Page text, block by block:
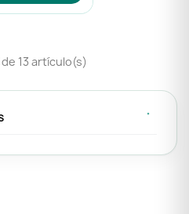
13 artículo(s)